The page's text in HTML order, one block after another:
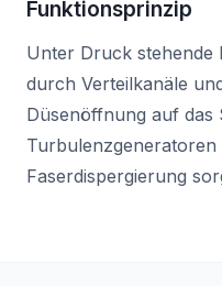
Funktionsprinzip
Unter Druck stehende
durch Verteilkanäle
Düsenöffnung auf das
Turbulenzgeneratoren
Faserdispergierung